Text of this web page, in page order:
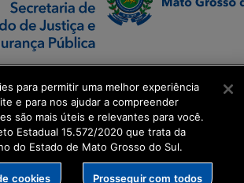
Digital
para permitir uma melhor experiência
e para nos ajudar a compreender
são mais úteis e relevantes para você.
Estadual 15.572/2020 que trata da
do Estado de Mato Grosso do Sul.
cookies Prosseguir com todos